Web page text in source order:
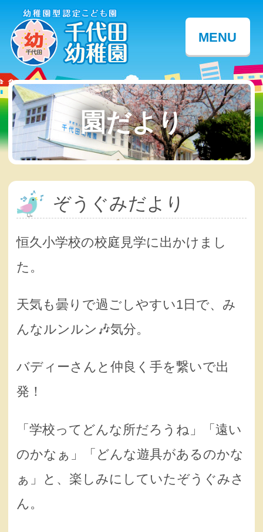
MENU
園だより
ぞうぐみだより
恒久小学校の校庭見学に出かけまし
た。
天気も曇りで過ごしやすい1日で、み
んなルンルン🎶気分。
バディーさんと仲良く手を繋いで出
発！
「学校ってどんな所だろうね」「遠い
のかなぁ」「どんな遊具があるのかな
ぁ」と、楽しみにしていたぞうぐみさ
ん。